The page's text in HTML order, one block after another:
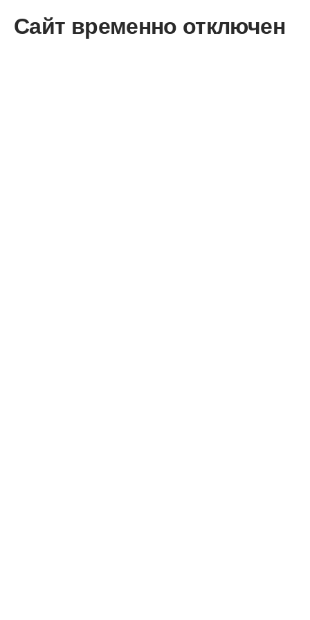
Сайт временно отключен